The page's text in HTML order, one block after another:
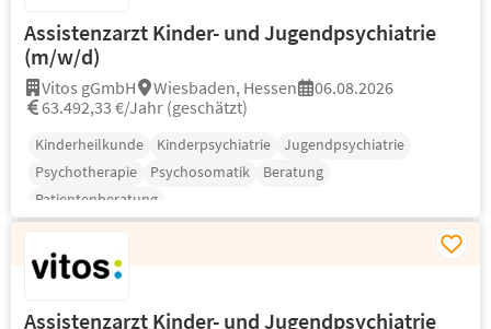
Assistenzarzt Kinder- und Jugendpsychiatrie
(m/w/d)
Vitos gGmbH Wiesbaden, Hessen
06.08.2026
63.492,33 €/Jahr (geschätzt)
Kinderheilkunde Kinderpsychiatrie
Jugendpsychiatrie
Psychotherapie
Psychosomatik
Beratung
Patientenberatung
Assistenzarzt Kinder- und Jugendpsychiatrie